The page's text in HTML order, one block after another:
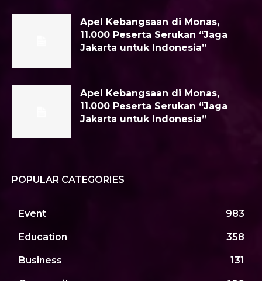
Apel Kebangsaan di Monas,
11.000 Peserta Serukan “Jaga
Jakarta untuk Indonesia”
Apel Kebangsaan di Monas,
11.000 Peserta Serukan “Jaga
Jakarta untuk Indonesia”
POPULAR CATEGORIES
Event 983
Education 358
Business 131